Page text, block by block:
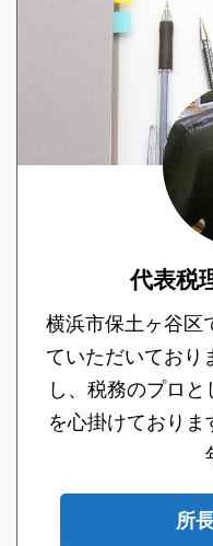
代表税
横浜市保土ヶ谷区
ていただいており
し、税務のプロ
を心掛けており
所